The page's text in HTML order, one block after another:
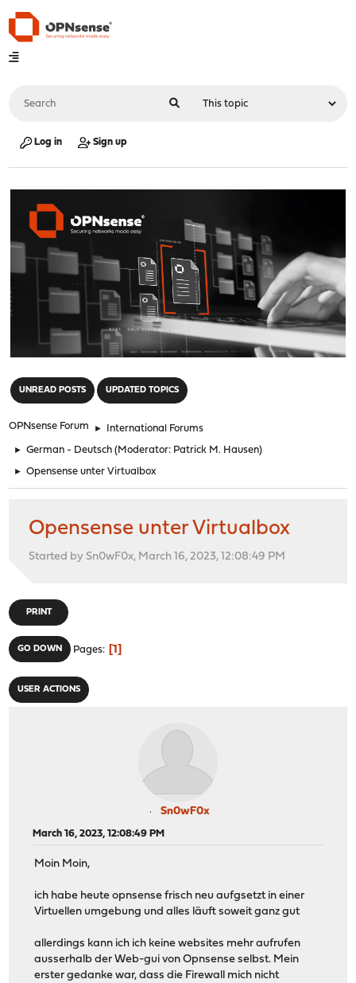
Log in Sign up
UNREAD POSTS UPDATED TOPICS
OPNsense Forum ► International Forums
► German - Deutsch (Moderator: Patrick M. Hausen)
► Opensense unter Virtualbox
Opensense unter Virtualbox
Started by Sn0wF0x, March 16, 2023, 12:08:49 PM
PRINT
GO DOWN Pages 1
USER ACTIONS
Sn0wF0x
March 16, 2023, 12:08:49 PM
Moin Moin,
ich habe heute opnsense frisch neu aufgsetzt in einer
Virtuellen umgebung und alles läuft soweit ganz gut
allerdings kann ich ich keine websites mehr aufrufen
ausserhalb der Web-gui von Opnsense selbst. Mein
erster gedanke war, dass die Firewall mich nicht